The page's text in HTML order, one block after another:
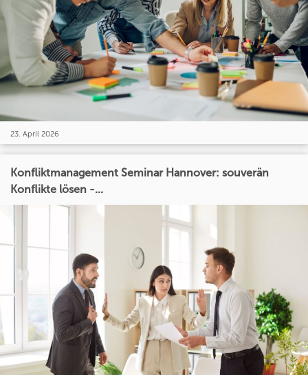
23. April 2026
Konfliktmanagement Seminar Hannover: souverän
Konflikte lösen -...